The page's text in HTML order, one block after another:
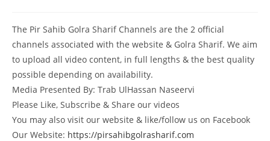
The Pir Sahib Golra Sharif Channels are the 2 official
channels associated with the website & Golra Sharif. We aim
to upload all video content, in full lengths & the best quality
possible depending on availability.
Media Presented By: Trab UlHassan Naseervi
Please Like, Subscribe & Share our videos
You may also visit our website & like/follow us on Facebook
Our Website: https://pirsahibgolrasharif.com